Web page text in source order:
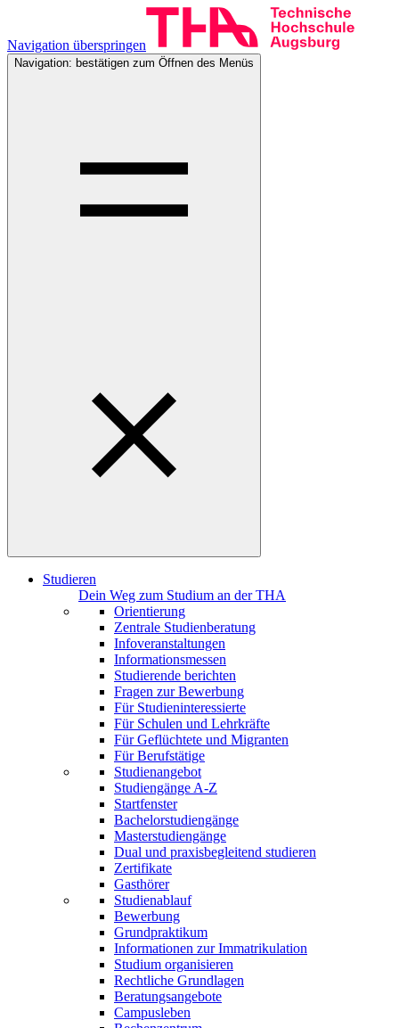
Navigation überspringen
Navigation: bestätigen zum Öffnen des Menüs
Studieren
Dein Weg zum Studium an der THA
Orientierung
Zentrale Studienberatung
Infoveranstaltungen
Informationsmessen
Studierende berichten
Fragen zur Bewerbung
Für Studieninteressierte
Für Schulen und Lehrkräfte
Für Geflüchtete und Migranten
Für Berufstätige
Studienangebot
Studiengänge A-Z
Startfenster
Bachelorstudiengänge
Masterstudiengänge
Dual und praxisbegleitend studieren
Zertifikate
Gasthörer
Studienablauf
Bewerbung
Grundpraktikum
Informationen zur Immatrikulation
Studium organisieren
Rechtliche Grundlagen
Beratungsangebote
Campusleben